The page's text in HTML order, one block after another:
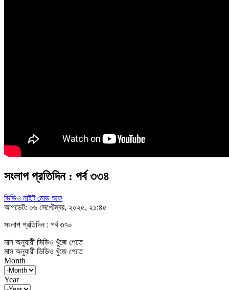
সংলাপ প্রতিদিন : পর্ব ৩৩৪
ভিডিও নাইট মোড অফ
আপডেট: ০৬ সেপ্টেম্বর, ২০২৫, ২১:৪৫
সংলাপ প্রতিদিন : পর্ব ৩৭০
মাস অনুযায়ী ভিডিও খুঁজে পেতে
মাস অনুযায়ী ভিডিও খুঁজে পেতে
Month
Year